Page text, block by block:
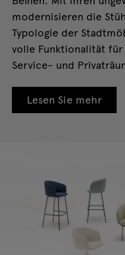
modernisieren die
Typologie der
volle Funktionalität für
Service- und
Lesen Sie mehr